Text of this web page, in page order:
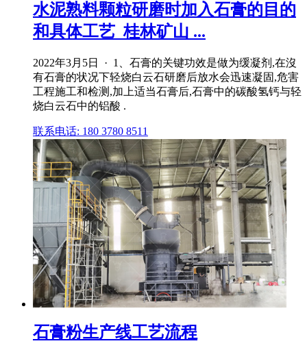
水泥熟料颗粒研磨时加入石膏的目的
和具体工艺_桂林矿山 ...
2022年3月5日 · 1、石膏的关键功效是做为缓凝剂,在沒
有石膏的状况下轻烧白云石研磨后放水会迅速凝固,危害
工程施工和检测,加上适当石膏后,石膏中的碳酸氢钙与轻
烧白云石中的铝酸 .
联系电话: 180 3780 8511
石膏粉生产线工艺流程